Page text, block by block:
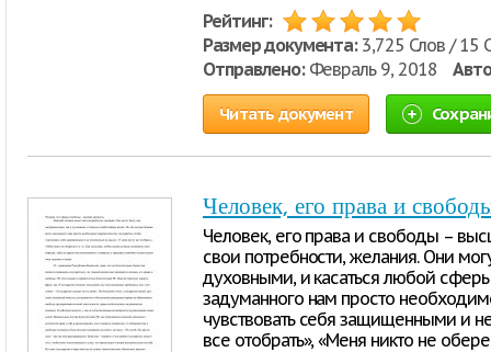
Рейтинг:
Размер документа:3,725 Слов / 15
Отправлено:Февраль 9, 2018
Читать документ
Человек, его права и
Человек, его права и свободы –
свои потребности, желания. Они
духовными, и касаться любой
задуманного нам просто
чувствовать себя защищенными и
все отобрать», «Меня никто не